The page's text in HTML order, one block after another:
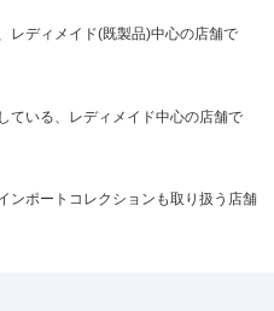
レディメイド(既製品)中心の店舗で
ている、レディメイド中心の店舗で
ンポートコレクションも取り扱う店舗